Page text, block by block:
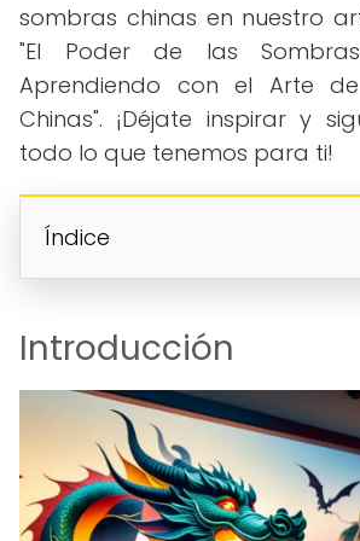
sombras chinas en nuestro
"El Poder de las
Aprendiendo con el Arte
Chinas". ¡Déjate inspirar y
todo lo que tenemos para ti!
Índice
Introducción